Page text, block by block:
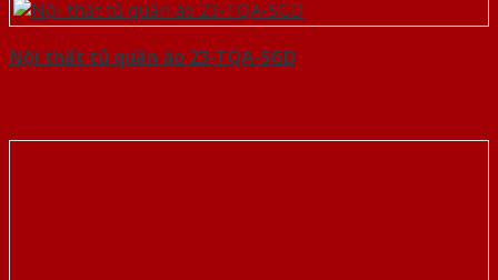
Nội thất tủ quần áo 23-TQA-SGD